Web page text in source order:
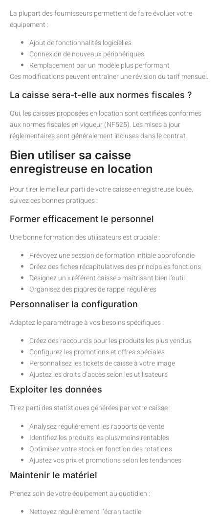
La plupart des fournisseurs permettent de faire évoluer votre
équipement :
Ajout de fonctionnalités logicielles
Connexion de nouveaux périphériques
Remplacement par un modèle plus performant
Ces modifications peuvent entraîner une révision du tarif mensuel.
La caisse sera-t-elle aux normes fiscales ?
Oui, les caisses proposées en location sont certifiées conformes
aux normes fiscales en vigueur (NF525). Les mises à jour
réglementaires sont généralement incluses dans le contrat.
Bien utiliser sa caisse
enregistreuse en location
Pour tirer le meilleur parti de votre caisse enregistreuse louée,
suivez ces bonnes pratiques :
Former efficacement le personnel
Une bonne formation des utilisateurs est cruciale :
Prévoyez une session de formation initiale approfondie
Créez des fiches récapitulatives des principales fonctions
Désignez un « référent caisse » maîtrisant bien l’outil
Organisez des piqûres de rappel régulières
Personnaliser la configuration
Adaptez le paramétrage à vos besoins spécifiques :
Créez des raccourcis pour les produits les plus vendus
Configurez les promotions et offres spéciales
Personnalisez les tickets de caisse à votre image
Ajustez les droits d’accès selon les utilisateurs
Exploiter les données
Tirez parti des statistiques générées par votre caisse :
Analysez régulièrement les rapports de vente
Identifiez les produits les plus/moins rentables
Optimisez votre stock en fonction des rotations
Ajustez vos prix et promotions selon les tendances
Maintenir le matériel
Prenez soin de votre équipement au quotidien :
Nettoyez régulièrement l’écran tactile